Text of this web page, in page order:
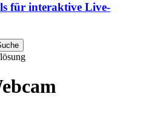
für interaktive Live-